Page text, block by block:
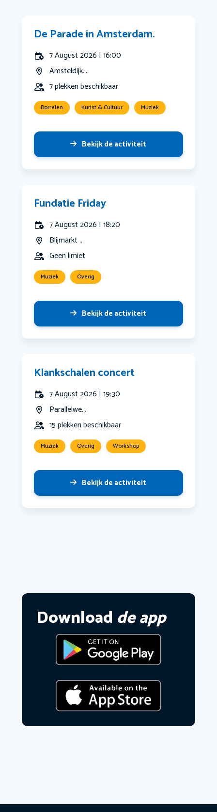
De Parade in Amsterdam.
7 August 2026 | 16:00
Amsteldijk...
7 plekken beschikbaar
Borrelen Kunst & Cultuur Muziek
Bekijk de activiteit
Fundatie Friday
7 August 2026 | 18:20
Blijmarkt ...
Geen limiet
Muziek Overig
Bekijk de activiteit
Klankschalen concert
7 August 2026 | 19:30
Parallelwe...
15 plekken beschikbaar
Muziek Overig Workshop
Bekijk de activiteit
Download de app